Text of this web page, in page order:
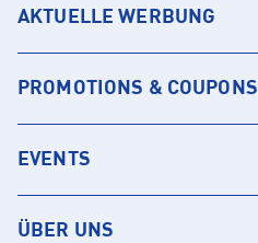
AKTUELLE WERBUNG
PROMOTIONS & COUPONS
EVENTS
ÜBER UNS